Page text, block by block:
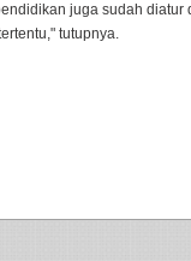
juga sudah
tutupnya.